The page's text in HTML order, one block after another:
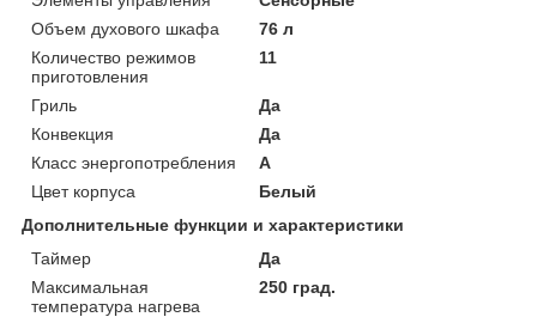
Объем духового шкафа
76 л
Количество режимов
приготовления
11
Гриль
Да
Конвекция
Да
Класс энергопотребления
A
Цвет корпуса
Белый
Дополнительные функции и характеристики
Таймер
Да
Максимальная
температура нагрева
250 град.